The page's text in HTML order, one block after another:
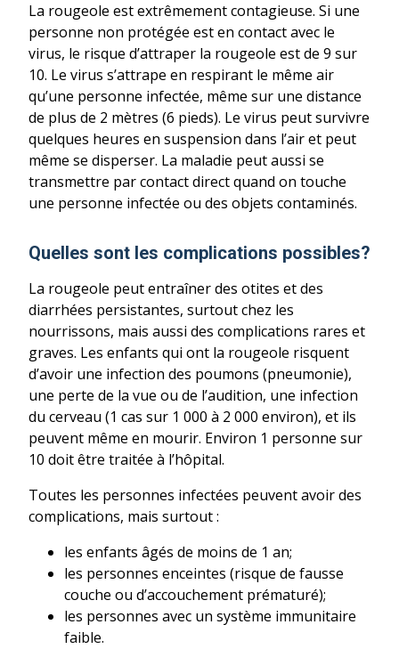
La rougeole est extrêmement contagieuse. Si une
personne non protégée est en contact avec le
virus, le risque d’attraper la rougeole est de 9 sur
10. Le virus s’attrape en respirant le même air
qu’une personne infectée, même sur une distance
de plus de 2 mètres (6 pieds). Le virus peut survivre
quelques heures en suspension dans l’air et peut
même se disperser. La maladie peut aussi se
transmettre par contact direct quand on touche
une personne infectée ou des objets contaminés.
Quelles sont les complications possibles?
La rougeole peut entraîner des otites et des
diarrhées persistantes, surtout chez les
nourrissons, mais aussi des complications rares et
graves. Les enfants qui ont la rougeole risquent
d’avoir une infection des poumons (pneumonie),
une perte de la vue ou de l’audition, une infection
du cerveau (1 cas sur 1 000 à 2 000 environ), et ils
peuvent même en mourir. Environ 1 personne sur
10 doit être traitée à l’hôpital.
Toutes les personnes infectées peuvent avoir des
complications, mais surtout :
les enfants âgés de moins de 1 an;
les personnes enceintes (risque de fausse
couche ou d’accouchement prématuré);
les personnes avec un système immunitaire
faible.